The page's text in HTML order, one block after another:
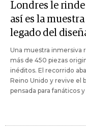
Londres le
así es la
legado del
Una muestra inmersiva
más de 450 piezas
inéditos. El recorrido
Reino Unido y revive el
pensada para fanáticos